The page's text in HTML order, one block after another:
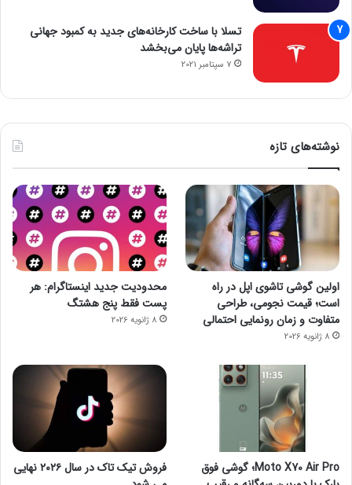
تسلا با ساخت کارخانه‌های جدید به کمبود جهانی
تراشه‌ها پایان می‌بخشد
7 سپتامبر 2021
نوشته‌های تازه
اولین گوشی تاشوی اپل در راه
است؛ قیمت نجومی، طراحی
متفاوت و زمان رونمایی احتمالی
8 ژانویه 2026
محدودیت جدید اینستاگرام: هر
پست فقط پنج هشتگ
8 ژانویه 2026
Moto X70 Air Pro؛ گوشی فوق
فروش تیک تاک در سال ۲۰۲۶ نهایی